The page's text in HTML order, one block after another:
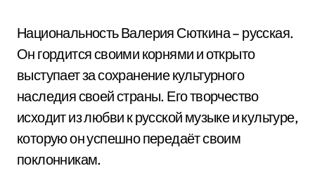
Национальность Валерия Сюткина – русская.
Он гордится своими корнями и открыто
выступает за сохранение культурного
наследия своей страны. Его творчество
исходит из любви к русской музыке и культуре,
которую он успешно передаёт своим
поклонникам.